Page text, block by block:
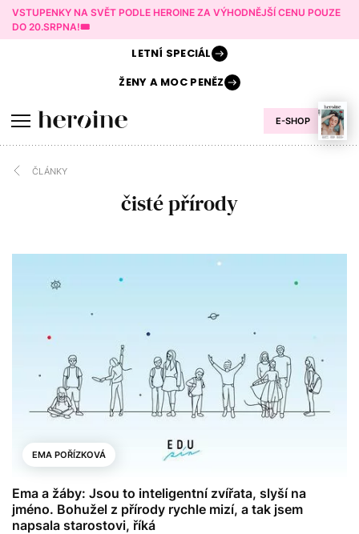
VSTUPENKY NA SVĚT PODLE HEROINE ZA VÝHODNĚJŠÍ CENU POUZE
DO 20.SRPNA!🎟️
E-SHOP
LETNÍ SPECIÁL
ŽENY AMOC PENĚZ
ČLÁNKY
čisté přírody
EMA POŘÍZKOVÁ
Ema a žáby: Jsou to inteligentní zvířata, slyší na
jméno. Bohužel z přírody rychle mizí, a tak jsem
napsala starostovi, říká